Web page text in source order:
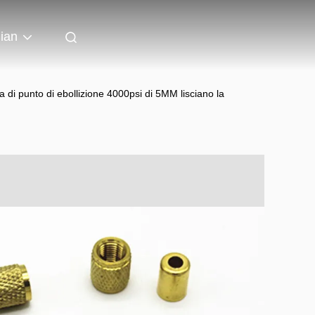
punto di ebollizione 4000psi di 5MM lisciano la